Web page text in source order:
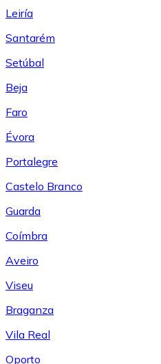
Leiría
Santarém
Setúbal
Beja
Faro
Évora
Portalegre
Castelo Branco
Guarda
Coímbra
Aveiro
Viseu
Braganza
Vila Real
Oporto